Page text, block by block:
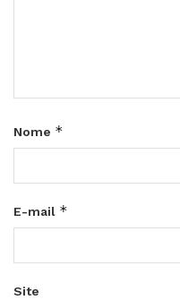
Nome *
E-mail *
Site